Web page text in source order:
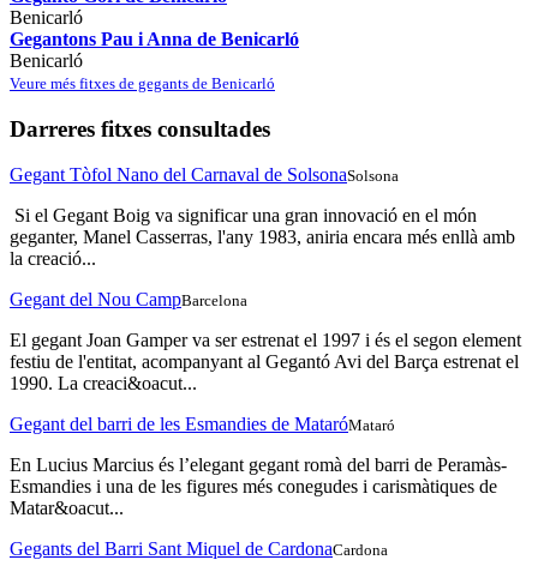
Benicarló
Gegantons Pau i Anna de Benicarló
Benicarló
Veure més fitxes de gegants de Benicarló
Darreres fitxes consultades
Gegant Tòfol Nano del Carnaval de SolsonaSolsona
Si el Gegant Boig va significar una gran innovació en el món
geganter, Manel Casserras, l'any 1983, aniria encara més enllà amb
la creació...
Gegant del Nou CampBarcelona
El gegant Joan Gamper va ser estrenat el 1997 i és el segon element
festiu de l'entitat, acompanyant al Gegantó Avi del Barça estrenat el
1990. La creaci&oacut...
Gegant del barri de les Esmandies de MataróMataró
En Lucius Marcius és l’elegant gegant romà del barri de Peramàs-
Esmandies i una de les figures més conegudes i carismàtiques de
Matar&oacut...
Gegants del Barri Sant Miquel de CardonaCardona